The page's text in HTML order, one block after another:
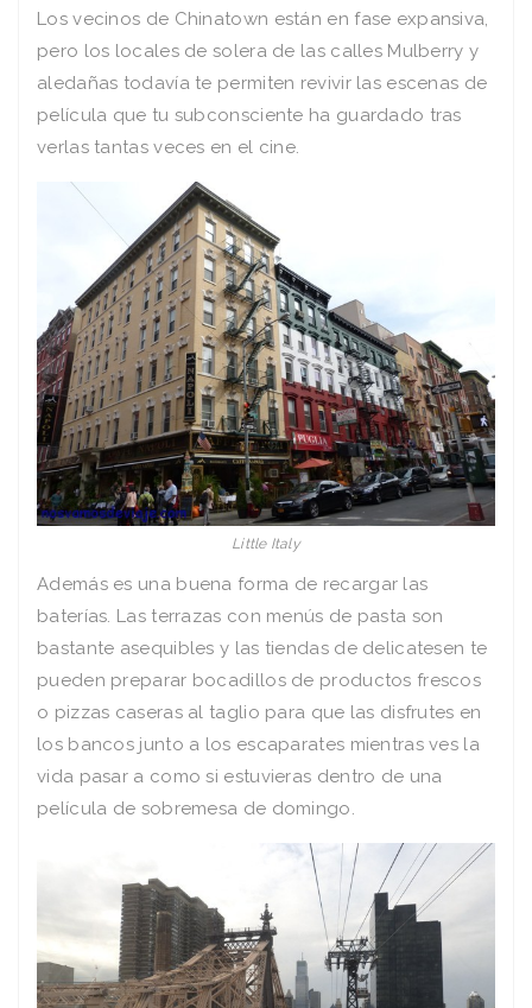
Los vecinos de Chinatown están en fase expansiva,
pero los locales de solera de las calles Mulberry y
aledañas todavía te permiten revivir las escenas de
película que tu subconsciente ha guardado tras
verlas tantas veces en el cine.
Little Italy
Además es una buena forma de recargar las
baterías. Las terrazas con menús de pasta son
bastante asequibles y las tiendas de delicatesen te
pueden preparar bocadillos de productos frescos
o pizzas caseras al taglio para que las disfrutes en
los bancos junto a los escaparates mientras ves la
vida pasar a como si estuvieras dentro de una
película de sobremesa de domingo.